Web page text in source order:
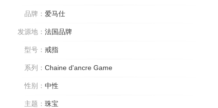
品牌： 爱马仕
发源地： 法国品牌
型号： 戒指
系列： Chaine d'ancre Game
性别： 中性
主题： 珠宝